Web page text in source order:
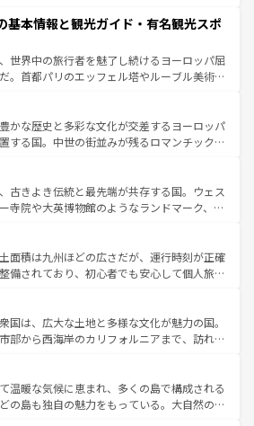
イタリアで、忘れられない旅をしてみよう！
イタリア情報は
この国では、情熱的なフラメンコ、熱気あふ
して美味しいタパスが生活の一部となってい
リードの洗練された雰囲気や、バルセロナの
た街角から、地方では古代ローマ遺跡や中世
よって風土や気候が異なるスペインはその個
性で訪れる人を魅了する。 なお、新着のスペイン情報は コ
を参照してほしい。
基本情報と観光ガイド・有名観光スポ
世界中の旅行者を魅了し続けるヨーロッパ屈
。首都パリのエッフェル塔やルーブル美術館
力が詰まっている。華麗な宮殿、歴史的な大
ビーチ、そして豊かな自然が、訪れる者を心
。また、フランスは美食の国としても知ら
パンの発祥地であるランス、プロヴァンスの
ンダー畑など、多彩な楽しみ方が可能だ。さ
外の地域にも魅力が溢れており、どの街角に
を運ぶとそれぞれで全く異なる文化を体験で
きるだろう。 なお、新着のフランス情報はコンテンツ一覧
しい。
かな歴史と多彩な文化が交差するヨーロッパ
する国。中世の街並みが残るロマンチック街
国は、どこを歩いても飽きることがない。ベ
的活気、バイエルン州のアルプスの絶景、そ
沿いのワイン畑といった風景は必見。ビール
にはぜひ体験してほしい。 なお、新着の
コンテンツ一覧を参照してほしい。
古きよき伝統と最先端が共存する国。ウェス
寺院や大英博物館のようなランドマーク、歴
なる魅力がある。また、優雅なアフタヌーン
ル好きにはたまらない英国パブ、サッカー観
だからこそできる体験も豊富。イギリスを旅
照してほしい。
面積は九州ほどの広さだが、運行時刻が正確
備されており、初心者でも安心して個人旅行
まま残る町や、スイスならではのユニークな
、アルプス観光だけでなく町歩きも満喫する
。国民の所得が高いため物価も高いが、旅行
料で観光を楽しむこともできる。 なお、新
報はコンテンツ一覧 を参照してほしい。
国は、広大な土地と多様な文化が魅力の国。
部から西海岸のカリフォルニアまで、訪れる
都市は、観光、ショッピング、エンターテイ
まった刺激的なスポットだ。一方、アメリカ
然が広がり、グランドキャニオンやイエロー
温暖な気候に恵まれ、多くの島で構成される
の島も独自の魅力をもっている。大自然の神